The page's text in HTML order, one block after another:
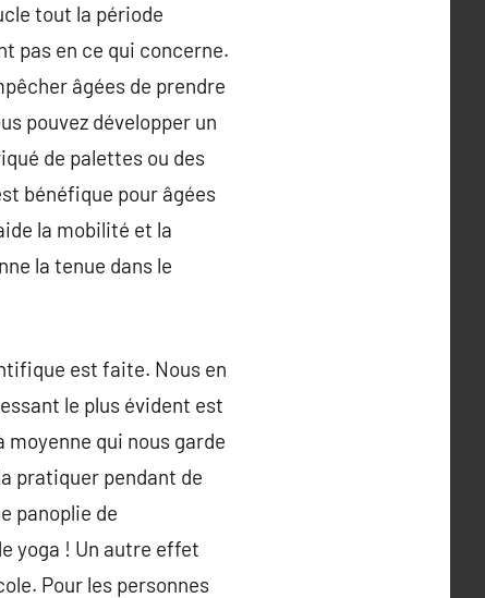
tout la période
pas en ce qui concerne.
âgées de prendre
pouvez développer un
de palettes ou des
bénéfique pour âgées
la mobilité et la
la tenue dans le
est faite. Nous en
le plus évident est
qui nous garde
pratiquer pendant de
panoplie de
yoga ! Un autre effet
Pour les personnes